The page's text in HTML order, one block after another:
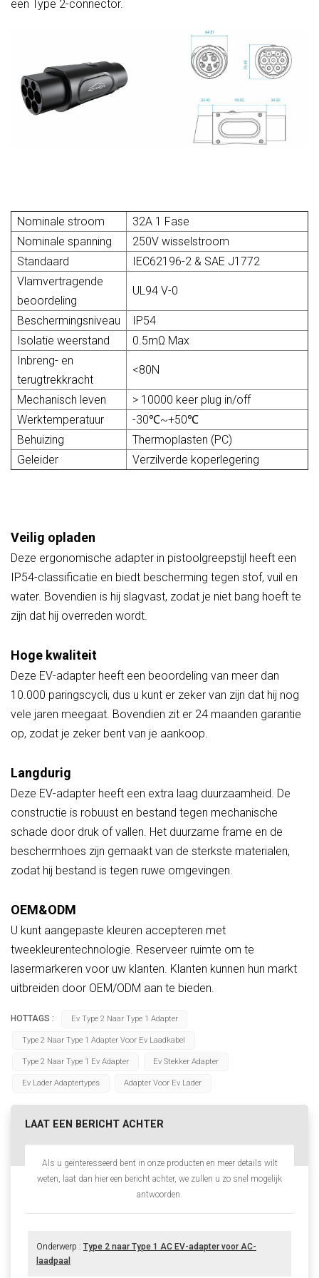
elektronica,tot 150A gelijkstroom,
zorgeloos
een Type 2-connector.
Nominale stroom
32A 1 Fase
Nominale spanning
250V wisselstroom
Standaard
IEC62196-2 & SAE J1772
Vlamvertragende
beoordeling
UL94 V-0
Beschermingsniveau
IP54
Isolatie weerstand
0.5mΩ Max
Inbreng- en
terugtrekkracht
<80N
Mechanisch leven
> 10000 keer plug in/off
Werktemperatuur
-30℃~+50℃
Behuizing
Thermoplasten (PC)
Geleider
Verzilverde koperlegering
Veilig opladen
Deze ergonomische adapter in pistoolgreepstijl heeft een
IP54-classificatie en biedt bescherming tegen stof, vuil en
water. Bovendien is hij slagvast, zodat je niet bang hoeft te
zijn dat hij overreden wordt.
Hoge kwaliteit
Deze EV-adapter heeft een beoordeling van meer dan
10.000 paringscycli, dus u kunt er zeker van zijn dat hij nog
vele jaren meegaat. Bovendien zit er 24 maanden garantie
op, zodat je zeker bent van je aankoop.
Langdurig
Deze EV-adapter heeft een extra laag duurzaamheid. De
constructie is robuust en bestand tegen mechanische
schade door druk of vallen. Het duurzame frame en de
beschermhoes zijn gemaakt van de sterkste materialen,
zodat hij bestand is tegen ruwe omgevingen.
OEM&ODM
U kunt aangepaste kleuren accepteren met
tweekleurentechnologie. Reserveer ruimte om te
lasermarkeren voor uw klanten. Klanten kunnen hun markt
uitbreiden door OEM/ODM aan te bieden.
HOTTAGS : Ev Type 2 Naar Type 1 Adapter
Type 2 Naar Type 1 Adapter Voor Ev Laadkabel
Type 2 Naar Type 1 Ev Adapter Ev Stekker Adapter
Ev Lader Adaptertypes Adapter Voor Ev Lader
LAAT EEN BERICHT ACHTER
Als u geïnteresseerd bent in onze producten en meer details wilt
weten, laat dan hier een bericht achter, we zullen u zo snel mogelijk
antwoorden.
Onderwerp : Type 2 naar Type 1 AC EV-adapter voor AC-
laadpaal